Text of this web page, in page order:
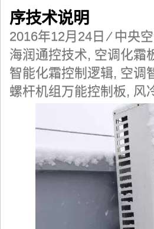
变频多联空调室内机电子膨胀阀关
序技术说明
2016年12月24日 ⁄ 中央
海润通控技术, 空调化霜
智能化霜控制逻辑, 空调
螺杆机组万能控制板, 风